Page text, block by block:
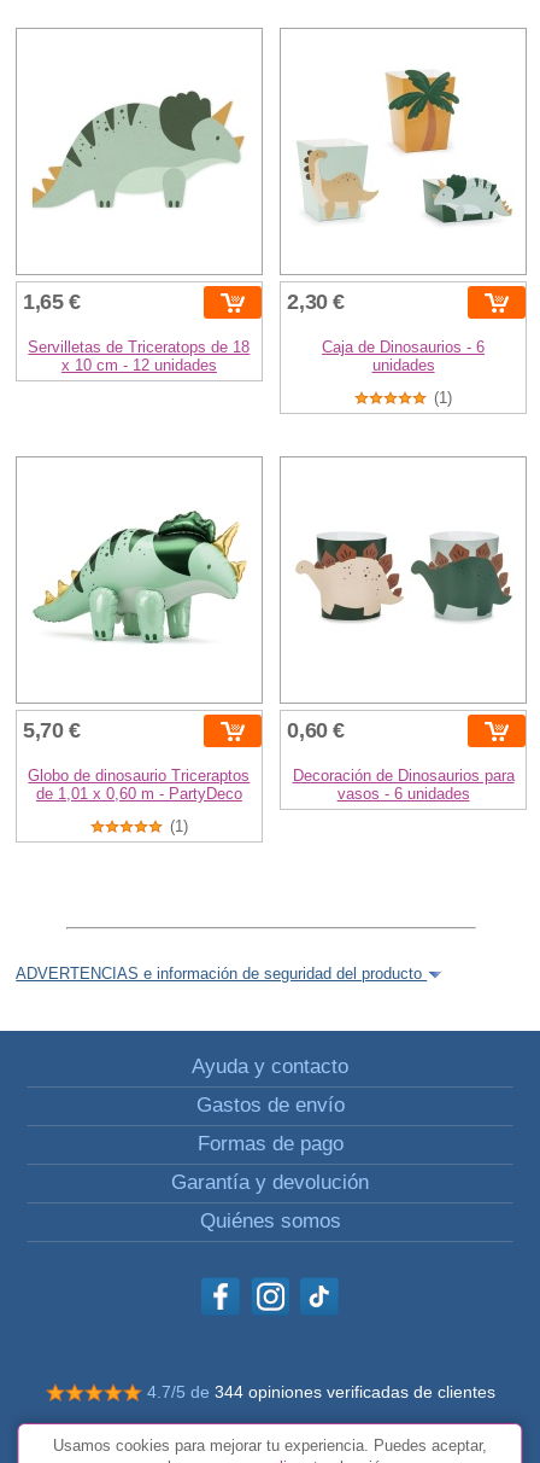
1,65 €
Servilletas de Triceratops de 18
x 10 cm - 12 unidades
2,30 €
Caja de Dinosaurios - 6
unidades
(1)
5,70 €
Globo de dinosaurio Triceraptos
de 1,01 x 0,60 m - PartyDeco
(1)
0,60 €
Decoración de Dinosaurios para
vasos - 6 unidades
ADVERTENCIAS e información de seguridad del producto
Ayuda y contacto
Gastos de envío
Formas de pago
Garantía y devolución
Quiénes somos
4.7/5 de 344 opiniones verificadas de clientes
© Todos los derechos reservados Impulsivos
Usamos cookies para mejorar tu experiencia. Puedes aceptar,